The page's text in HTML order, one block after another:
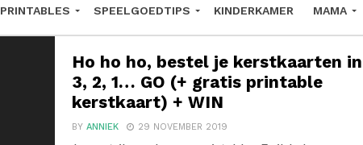
PRINTABLES SPEELGOEDTIPS KINDERKAMER MAMA
Ho ho ho, bestel je kerstkaarten in
3, 2, 1… GO (+ gratis printable
kerstkaart) + WIN
BYANNIEK 29 NOVEMBER 2019